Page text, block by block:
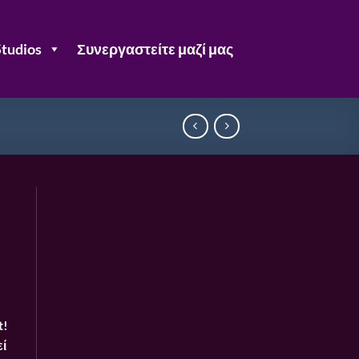
Συνεργαστείτε μαζί μας